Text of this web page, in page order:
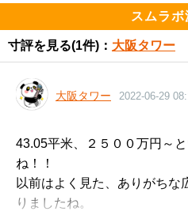
スムラボ
寸評を見る(1件)： 大阪タワー
大阪タワー 2022-06-29
43.05平米、２５００万円～
ね！！
以前はよく見た、ありがちな
りましたね。